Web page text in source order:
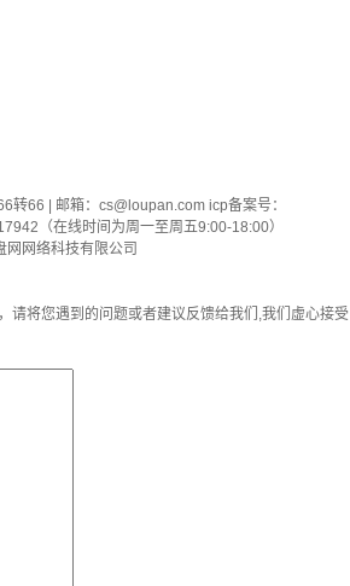
转66 | 邮箱： cs@loupan.com icp备案号：
（在线时间为周一至周五9:00-18:00）
网络科技有限公司
请将您遇到的问题或者建议反馈给我们,我们虚心接受